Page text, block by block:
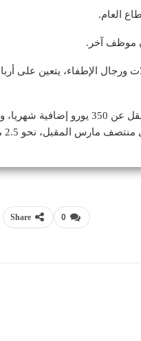
العام.
ورجال الإطفاء، يتعين على
بزيادة في الدخل بنسبة 8 بالمئة، بما لا يقل عن 350
0
Share